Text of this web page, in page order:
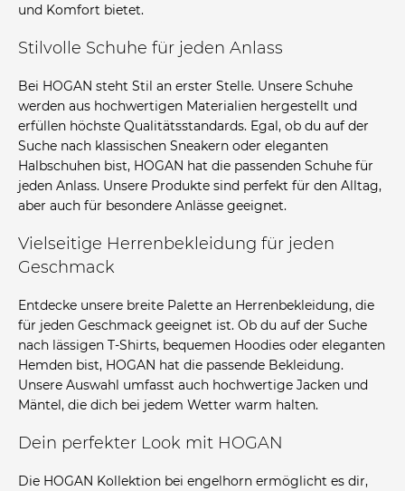
und Komfort bietet.
Stilvolle Schuhe für jeden Anlass
Bei HOGAN steht Stil an erster Stelle. Unsere Schuhe
werden aus hochwertigen Materialien hergestellt und
erfüllen höchste Qualitätsstandards. Egal, ob du auf der
Suche nach klassischen Sneakern oder eleganten
Halbschuhen bist, HOGAN hat die passenden Schuhe für
jeden Anlass. Unsere Produkte sind perfekt für den Alltag,
aber auch für besondere Anlässe geeignet.
Vielseitige Herrenbekleidung für jeden
Geschmack
Entdecke unsere breite Palette an Herrenbekleidung, die
für jeden Geschmack geeignet ist. Ob du auf der Suche
nach lässigen T-Shirts, bequemen Hoodies oder eleganten
Hemden bist, HOGAN hat die passende Bekleidung.
Unsere Auswahl umfasst auch hochwertige Jacken und
Mäntel, die dich bei jedem Wetter warm halten.
Dein perfekter Look mit HOGAN
Die HOGAN Kollektion bei engelhorn ermöglicht es dir,